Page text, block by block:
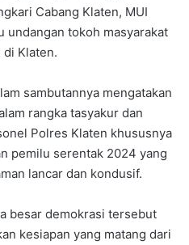
Cabang Klaten, MUI
undangan tokoh masyarakat
di Klaten.
sambutannya mengatakan
rangka tasyakur dan
Polres Klaten khususnya
pemilu serentak 2024 yang
lancar dan kondusif.
besar demokrasi tersebut
kesiapan yang matang dari